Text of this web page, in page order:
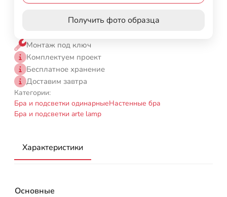
Получить фото образца
Монтаж под ключ
Комплектуем проект
Бесплатное хранение
Доставим завтра
Категории:
Бра и подсветки одинарныеНастенные бра
Бра и подсветки arte lamp
Характеристики
Основные